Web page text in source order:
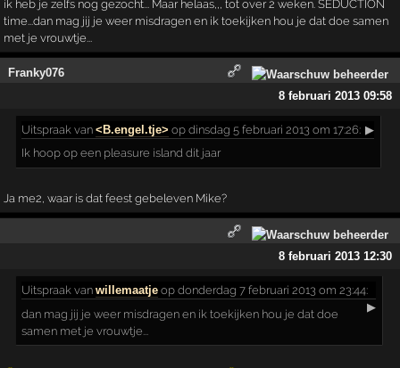
ik heb je zelfs nog gezocht... Maar helaas,,, tot over 2 weken. SEDUCTION
time...dan mag jij je weer misdragen en ik toekijken hou je dat doe samen
met je vrouwtje...
Franky076
8 februari 2013 09:58
Uitspraak van<B.engel.tje> op dinsdag 5 februari 2013 om 17:26: ▶
Ik hoop op een pleasure island dit jaar
Ja me2, waar is dat feest gebeleven Mike?
8 februari 2013 12:30
Uitspraak vanwillemaatje op donderdag 7 februari 2013 om 23:44:
▶
dan mag jij je weer misdragen en ik toekijken hou je dat doe
samen met je vrouwtje...